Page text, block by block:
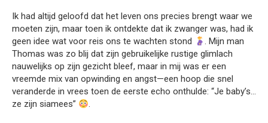
Ik had altijd geloofd dat het leven ons precies brengt waar we
moeten zijn, maar toen ik ontdekte dat ik zwanger was, had ik
geen idee wat voor reis ons te wachten stond
. Mijn man
Thomas was zo blij dat zijn gebruikelijke rustige glimlach
nauwelijks op zijn gezicht bleef, maar in mij was er een
vreemde mix van opwinding en angst—een hoop die snel
veranderde in vrees toen de eerste echo onthulde: “Je baby’s…
ze zijn siamees”
.